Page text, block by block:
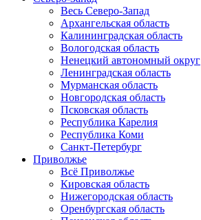
Весь Северо-Запад
Архангельская область
Калининградская область
Вологодская область
Ненецкий автономный округ
Ленинградская область
Мурманская область
Новгородская область
Псковская область
Республика Карелия
Республика Коми
Санкт-Петербург
Приволжье
Всё Приволжье
Кировская область
Нижегородская область
Оренбургская область